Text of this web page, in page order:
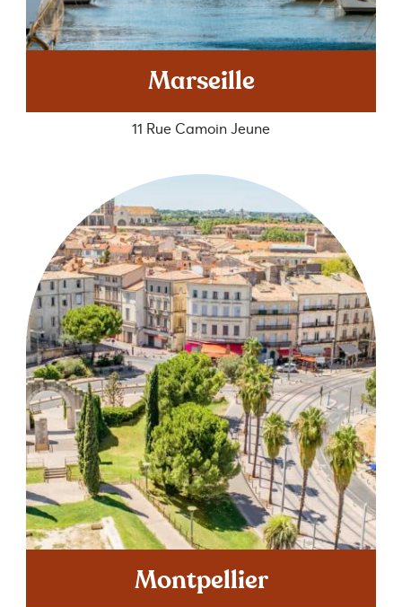
Marseille
11 Rue Camoin Jeune
Montpellier